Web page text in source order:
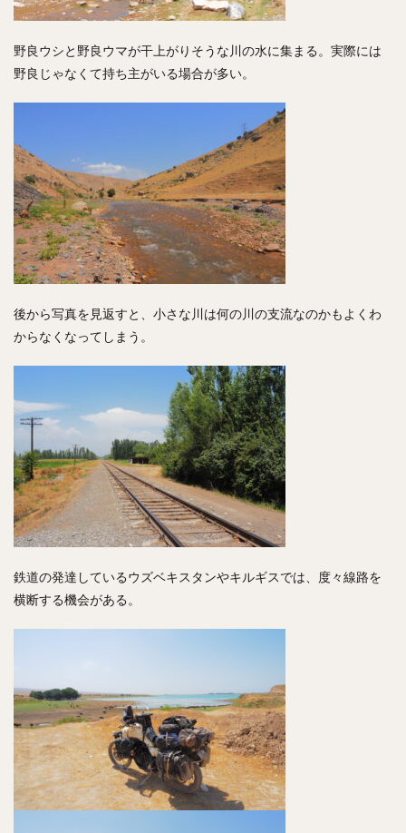
野良ウシと野良ウマが干上がりそうな川の水に集まる。実際には
野良じゃなくて持ち主がいる場合が多い。
後から写真を見返すと、小さな川は何の川の支流なのかもよくわ
からなくなってしまう。
鉄道の発達しているウズベキスタンやキルギスでは、度々線路を
横断する機会がある。